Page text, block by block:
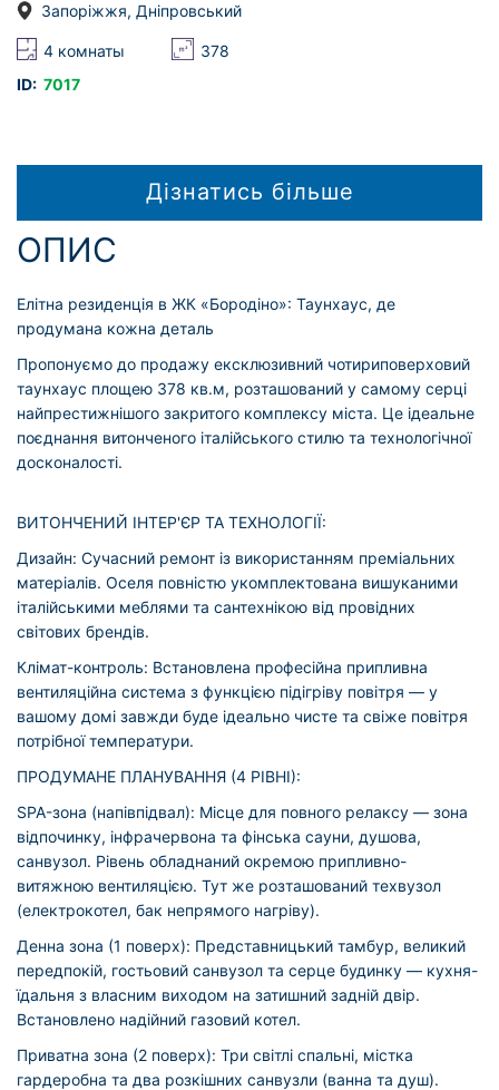
Запоріжжя, Дніпровський
4 комнаты
378
ID: 7017
Дізнатись більше
ОПИС
Елітна резиденція в ЖК «Бородіно»: Таунхаус, де
продумана кожна деталь
Пропонуємо до продажу ексклюзивний чотириповерховий
таунхаус площею 378 кв.м, розташований у самому серці
найпрестижнішого закритого комплексу міста. Це ідеальне
поєднання витонченого італійського стилю та технологічної
досконалості.
ВИТОНЧЕНИЙ ІНТЕР'ЄР ТА ТЕХНОЛОГІЇ:
Дизайн: Сучасний ремонт із використанням преміальних
матеріалів. Оселя повністю укомплектована вишуканими
італійськими меблями та сантехнікою від провідних
світових брендів.
Клімат-контроль: Встановлена професійна припливна
вентиляційна система з функцією підігріву повітря — у
вашому домі завжди буде ідеально чисте та свіже повітря
потрібної температури.
ПРОДУМАНЕ ПЛАНУВАННЯ (4 РІВНІ):
SPA-зона (напівпідвал): Місце для повного релаксу — зона
відпочинку, інфрачервона та фінська сауни, душова,
санвузол. Рівень обладнаний окремою припливно-
витяжною вентиляцією. Тут же розташований техвузол
(електрокотел, бак непрямого нагріву).
Денна зона (1 поверх): Представницький тамбур, великий
передпокій, гостьовий санвузол та серце будинку — кухня-
їдальня з власним виходом на затишний задній двір.
Встановлено надійний газовий котел.
Приватна зона (2 поверх): Три світлі спальні, містка
гардеробна та два розкішних санвузли (ванна та душ).